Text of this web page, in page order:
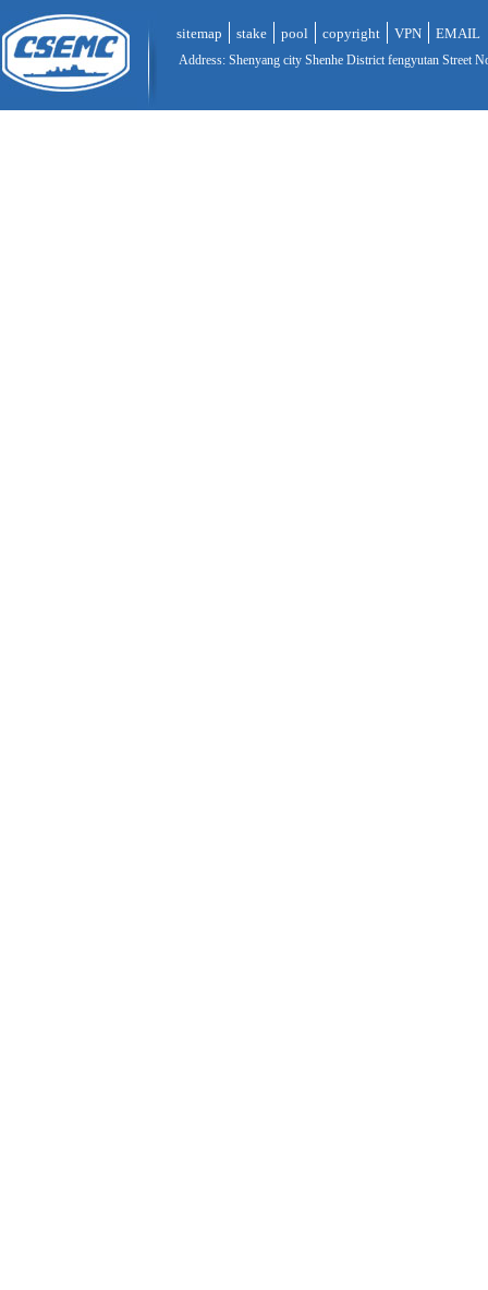
sitemap stake pool copyright VPN EMAIL
Address: Shenyang city Shenhe District fengyutan Street